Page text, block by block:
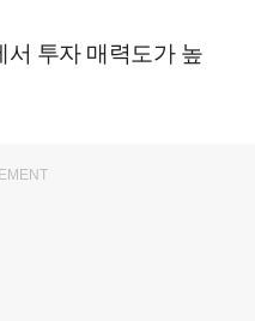
투자 매력도가 높